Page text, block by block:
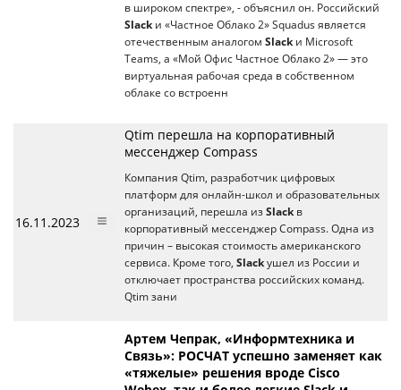
в широком спектре», - объяснил он. Российский
Slackи «Частное Облако 2» Squadus является
отечественным аналогом Slackи Microsoft
Teams, а «Мой Офис Частное Облако 2» — это
виртуальная рабочая среда в собственном
облаке со встроенн
16.11.2023
Qtim перешла на корпоративный
мессенджер Compass
Компания Qtim, разработчик цифровых
платформ для онлайн-школ и образовательных
организаций, перешла из Slackв
корпоративный мессенджер Compass. Одна из
причин – высокая стоимость американского
сервиса. Кроме того, Slackушел из России и
отключает пространства российских команд.
Qtim зани
Артем Чепрак, «Информтехника и
Связь»: РОСЧАТ успешно заменяет как
«тяжелые» решения вроде Cisco